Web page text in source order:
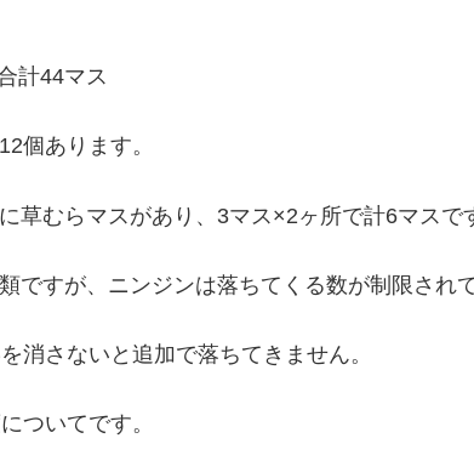
計44マス
個あります。
草むらマスがあり、3マス×2ヶ所で計6マスで
ですが、ニンジンは落ちてくる数が制限されて
消さないと追加で落ちてきません。
ついてです。